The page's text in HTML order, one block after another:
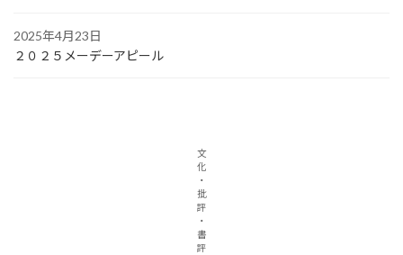
2025年4月23日
２０２５メーデーアピール
文
化
・
批
評
・
書
評